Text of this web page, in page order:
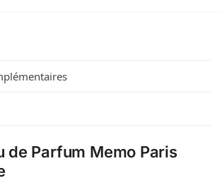
de Parfum Memo Paris